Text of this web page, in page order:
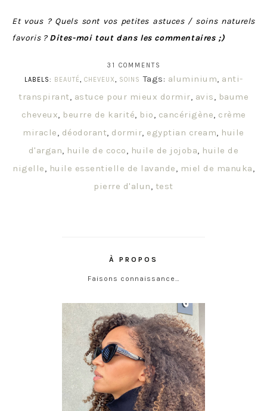
Et vous ? Quels sont vos petites astuces / soins naturels
favoris ? Dites-moi tout dans les commentaires ;)
31 COMMENTS
LABELS: BEAUTÉ, CHEVEUX, SOINS Tags: aluminium, anti-
transpirant, astuce pour mieux dormir, avis, baume
cheveux, beurre de karité, bio, cancérigène, crème
miracle, déodorant, dormir, egyptian cream, huile
d'argan, huile de coco, huile de jojoba, huile de
nigelle, huile essentielle de lavande, miel de manuka,
pierre d'alun, test
À PROPOS
Faisons connaissance…